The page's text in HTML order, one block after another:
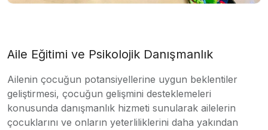
Aile Eğitimi ve Psikolojik Danışmanlık
Ailenin çocuğun potansiyellerine uygun beklentiler
geliştirmesi, çocuğun gelişmini desteklemeleri
konusunda danışmanlık hizmeti sunularak ailelerin
çocuklarını ve onların yeterliliklerini daha yakından